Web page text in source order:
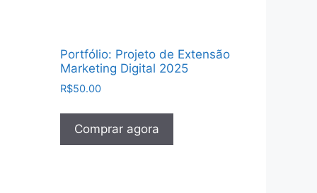
Portfólio: Projeto de Extensão
Marketing Digital 2025
R$50.00
Comprar agora